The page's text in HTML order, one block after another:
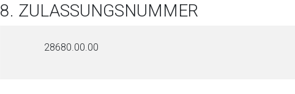
8. ZULASSUNGSNUMMER
28680.00.00